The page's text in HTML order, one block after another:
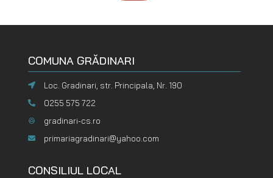
COMUNA GRĂDINARI
Loc. Gradinari, str. Principala, Nr. 190
0255 575 722
gradinari-cs.ro
primariagradinari@yahoo.com
CONSILIUL LOCAL